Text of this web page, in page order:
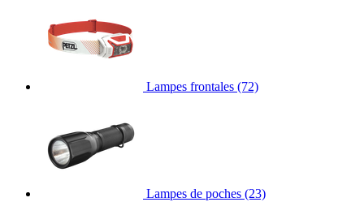
Lampes frontales (72)
Lampes de poches (23)